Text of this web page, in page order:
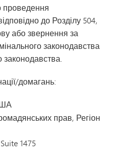
проведення
до Розділу 504,
або звернення за
законодавства
домагань:
прав, Регіон
1475